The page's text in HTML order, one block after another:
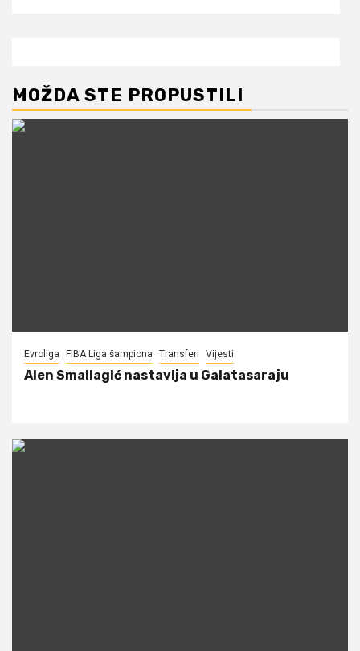
MOŽDA STE PROPUSTILI
Evroliga FIBA Liga šampiona Transferi Vijesti
Alen Smailagić nastavlja u Galatasaraju